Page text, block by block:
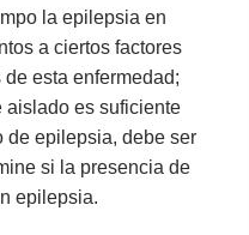
la epilepsia en
a ciertos factores
esta enfermedad;
aislado es suficiente
de epilepsia, debe ser
si la presencia de
epilepsia.